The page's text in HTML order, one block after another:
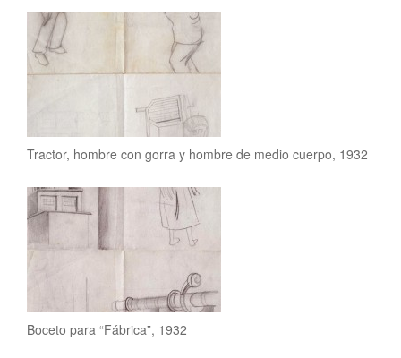
Tractor, hombre con gorra y hombre de medio cuerpo, 1932
Boceto para “Fábrica”, 1932